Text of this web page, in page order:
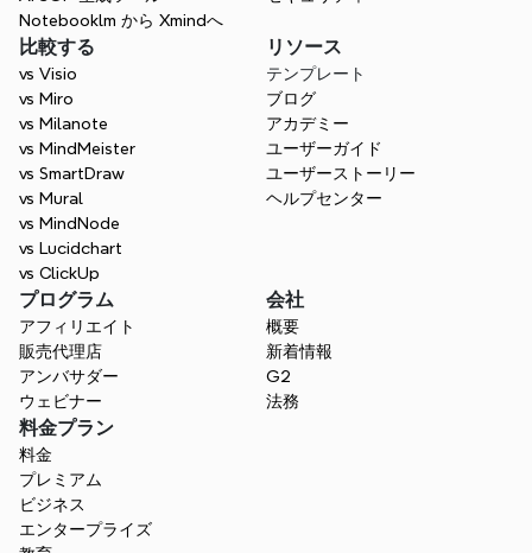
Notebooklm から Xmindへ
比較する
vs Visio
vs Miro
vs Milanote
vs MindMeister
vs SmartDraw
vs Mural
vs MindNode
vs Lucidchart
vs ClickUp
リソース
テンプレート
ブログ
アカデミー
ユーザーガイド
ユーザーストーリー
ヘルプセンター
プログラム
アフィリエイト
販売代理店
アンバサダー
ウェビナー
会社
概要
新着情報
G2
法務
料金プラン
料金
プレミアム
ビジネス
エンタープライズ